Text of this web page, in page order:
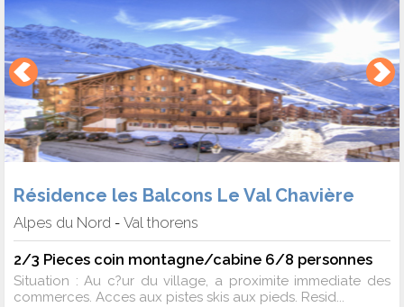
Résidence les Balcons Le Val Chavière
Alpes du Nord - Val thorens
2/3 Pieces coin montagne/cabine 6/8 personnes
Situation : Au c?ur du village, a proximite immediate des
commerces. Acces aux pistes skis aux pieds. Resid...